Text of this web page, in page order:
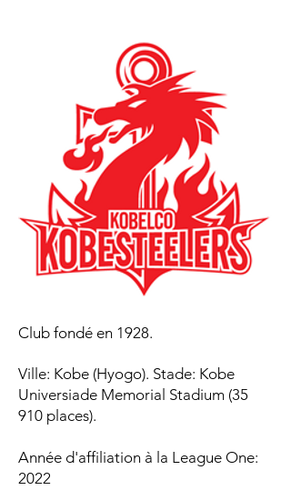
Club fondé en 1928.
Ville: Kobe (Hyogo). Stade: Kobe
Universiade Memorial Stadium (35
910 places).
Année d'affiliation à la League One:
2022